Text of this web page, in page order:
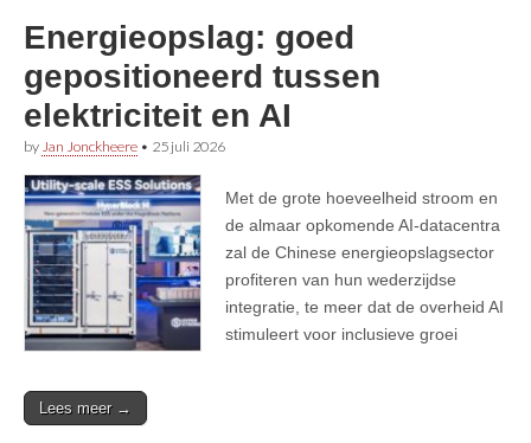
Energieopslag: goed
gepositioneerd tussen
elektriciteit en AI
by Jan Jonckheere • 25 juli 2026
Met de grote hoeveelheid stroom en
de almaar opkomende AI-datacentra
zal de Chinese energieopslagsector
profiteren van hun wederzijdse
integratie, te meer dat de overheid AI
stimuleert voor inclusieve groei
Lees meer →